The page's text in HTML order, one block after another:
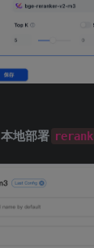
本地部署 rerank